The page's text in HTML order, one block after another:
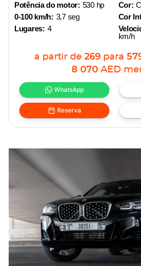
Potência do motor: 530 hp
0-100 km/h: 3,7 seg
Lugares: 4
Cor:
Cor
km/h
a partir de 269 para
8 070 AED
WhatsApp
Reserva